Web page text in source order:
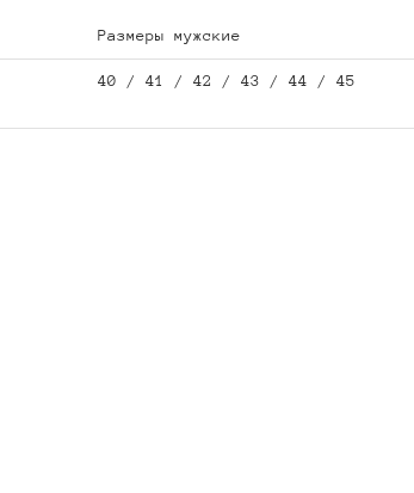
Размеры мужские
40 / 41 / 42 / 43 / 44 / 45